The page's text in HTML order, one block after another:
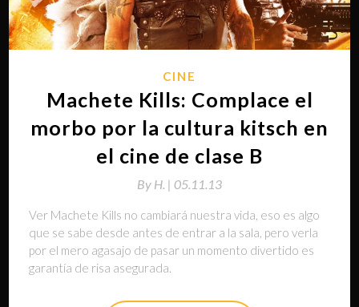
CINE
Machete Kills: Complace el
morbo por la cultura kitsch en
el cine de clase B
By H. | 05.11.13
Ver Machete Kills no cambiará nuestra vida, eso es algo
que se sabe desde antes de entrar a la sala, pero verla
por el mero agasajo de pasar un momento divertido es
garantía de risa asegurada.